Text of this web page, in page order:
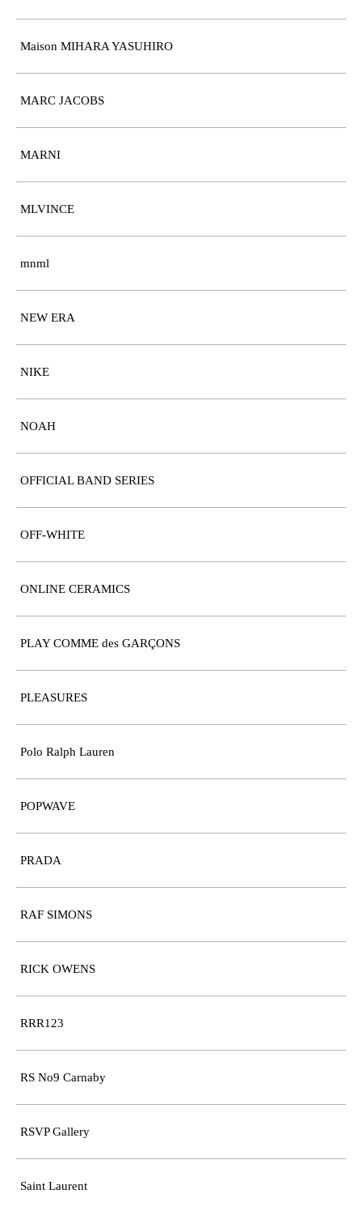
Maison MIHARA YASUHIRO
MARC JACOBS
MARNI
MLVINCE
mnml
NEW ERA
NIKE
NOAH
OFFICIAL BAND SERIES
OFF-WHITE
ONLINE CERAMICS
PLAY COMME des GARÇONS
PLEASURES
Polo Ralph Lauren
POPWAVE
PRADA
RAF SIMONS
RICK OWENS
RRR123
RS No9 Carnaby
RSVP Gallery
Saint Laurent